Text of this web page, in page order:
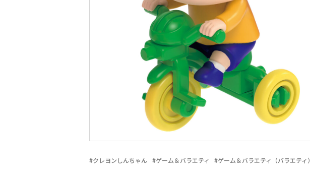
#クレヨンしんちゃん #ゲーム＆バラエティ #ゲーム＆バラエティ（バラエティ）